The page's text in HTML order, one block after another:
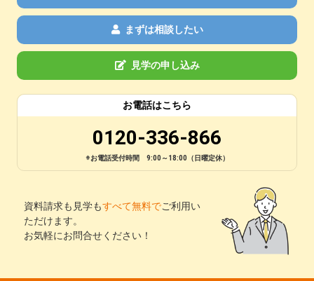
まずは相談したい
見学の申し込み
お電話はこちら
0120-336-866
※お電話受付時間 9:00～18:00（日曜定休）
資料請求も見学もすべて無料でご利用い
ただけます。
お気軽にお問合せください！